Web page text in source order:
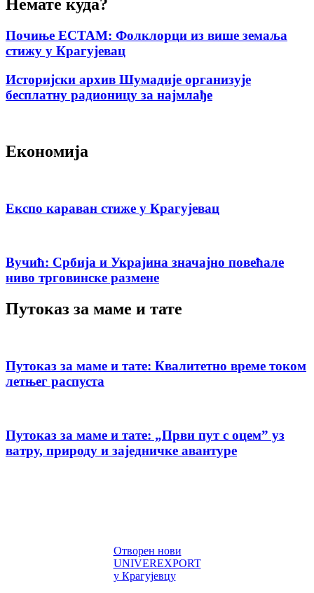
Немате куда?
Почиње ЕСТАМ: Фолклорци из више земаља
стижу у Крагујевац
Историјски архив Шумадије организује
бесплатну радионицу за најмлађе
Економија
Експо караван стиже у Крагујевац
Вучић: Србија и Украјина значајно повећале
ниво трговинске размене
Путоказ за маме и тате
Путоказ за маме и тате: Квалитетно време током
летњег распуста
Путоказ за маме и тате: „Први пут с оцемˮ уз
ватру, природу и заједничке авантуре
Отворен нови
UNIVEREXPORT
у Крагујевцу